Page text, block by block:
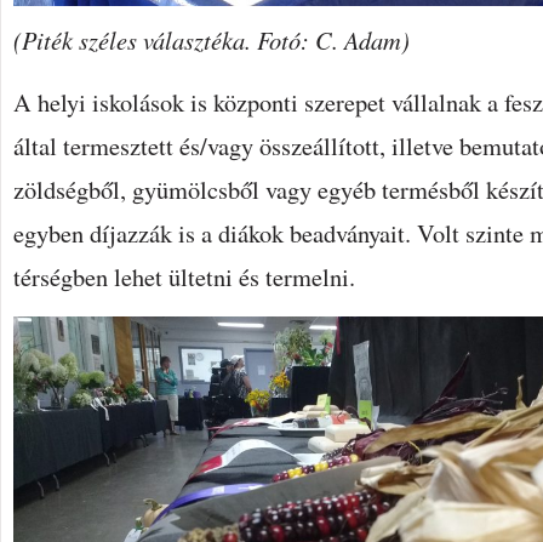
(Piték széles választéka. Fotó: C. Adam)
A helyi iskolások is központi szerepet vállalnak a
által termesztett és/vagy összeállított, illetve
zöldségből, gyümölcsből vagy egyéb termésből
egyben díjazzák is a diákok beadványait. Volt szinte
térségben lehet ültetni és termelni.